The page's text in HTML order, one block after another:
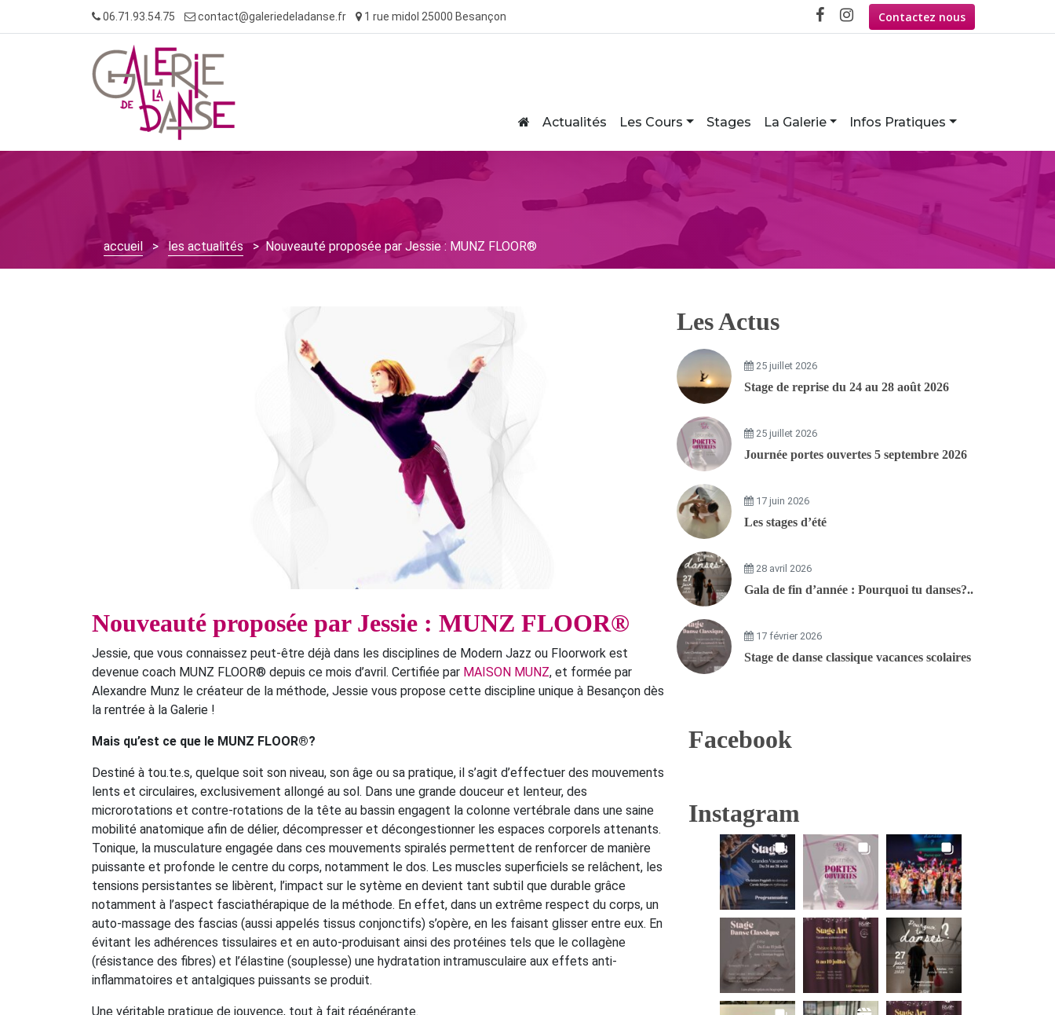
06.71.93.54.75 contact@galeriedeladanse.fr 1 rue midol 25000 Besançon Contactez nous
Home
Actualités Les Cours Stages La Galerie Infos Pratiques
accueil >les actualités> Nouveauté proposée par Jessie : MUNZ FLOOR®
Nouveauté proposée par Jessie : MUNZ FLOOR®
Jessie, que vous connaissez peut-être déjà dans les disciplines de Modern Jazz ou Floorwork est
devenue coach MUNZ FLOOR® depuis ce mois d’avril. Certifiée par MAISON MUNZ, et formée par
Alexandre Munz le créateur de la méthode, Jessie vous propose cette discipline unique à Besançon dès
la rentrée à la Galerie !
Mais qu’est ce que le MUNZ FLOOR®?
Destiné à tou.te.s, quelque soit son niveau, son âge ou sa pratique, il s’agit d’effectuer des mouvements
lents et circulaires, exclusivement allongé au sol. Dans une grande douceur et lenteur, des
microrotations et contre-rotations de la tête au bassin engagent la colonne vertébrale dans une saine
mobilité anatomique afin de délier, décompresser et décongestionner les espaces corporels attenants.
Tonique, la musculature engagée dans ces mouvements spiralés permettent de renforcer de manière
puissante et profonde le centre du corps, notamment le dos. Les muscles superficiels se relâchent, les
tensions persistantes se libèrent, l’impact sur le sytème en devient tant subtil que durable grâce
notamment à l’aspect fasciathérapique de la méthode. En effet, dans un extrême respect du corps, un
auto-massage des fascias (aussi appelés tissus conjonctifs) s’opère, en les faisant glisser entre eux. En
évitant les adhérences tissulaires et en auto-produisant ainsi des protéines tels que le collagène
(résistance des fibres) et l’élastine (souplesse) une hydratation intramusculaire aux effets anti-
inflammatoires et antalgiques puissants se produit.
Une véritable pratique de jouvence, tout à fait régénérante.
Les Actus
25 juillet 2026
Stage de reprise du 24 au 28 août 2026
25 juillet 2026
Journée portes ouvertes 5 septembre 2026
17 juin 2026
Les stages d’été
28 avril 2026
Gala de fin d’année : Pourquoi tu danses?..
17 février 2026
Stage de danse classique vacances scolaires
Facebook
Instagram